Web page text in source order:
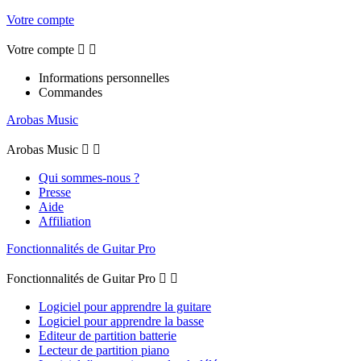
Votre compte
Votre compte  
Informations personnelles
Commandes
Arobas Music
Arobas Music  
Qui sommes-nous ?
Presse
Aide
Affiliation
Fonctionnalités de Guitar Pro
Fonctionnalités de Guitar Pro  
Logiciel pour apprendre la guitare
Logiciel pour apprendre la basse
Editeur de partition batterie
Lecteur de partition piano